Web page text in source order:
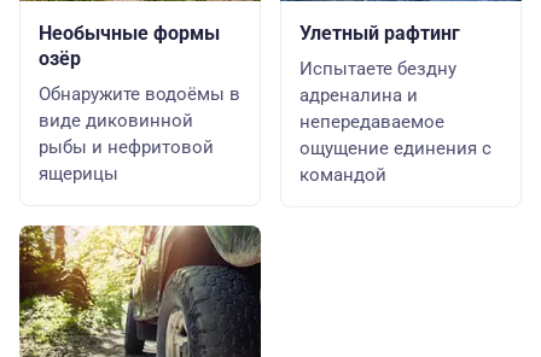
Необычные формы
озёр
Обнаружите водоёмы в
виде диковинной
рыбы и нефритовой
ящерицы
Улетный рафтинг
Испытаете бездну
адреналина и
непередаваемое
ощущение единения с
командой